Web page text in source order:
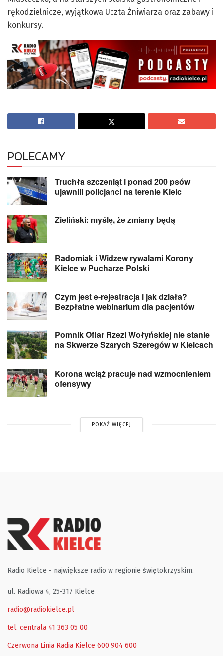
rękodzielnicze, wyjątkowa Uczta Żniwiarza oraz zabawy i
konkursy.
POLECAMY
Truchła szczeniąt i ponad 200 psów
ujawnili policjanci na terenie Kielc
Zieliński: myślę, że zmiany będą
Radomiak i Widzew rywalami Korony
Kielce w Pucharze Polski
Czym jest e-rejestracja i jak działa?
Bezpłatne webinarium dla pacjentów
Pomnik Ofiar Rzezi Wołyńskiej nie stanie
na Skwerze Szarych Szeregów w Kielcach
Korona wciąż pracuje nad wzmocnieniem
ofensywy
POKAŻ WIĘCEJ
Radio Kielce - największe radio w regionie świętokrzyskim.
ul. Radiowa 4, 25-317 Kielce
radio@radiokielce.pl
tel. centrala 41 363 05 00
Czerwona Linia Radia Kielce 600 904 600